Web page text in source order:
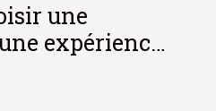
une
expérience